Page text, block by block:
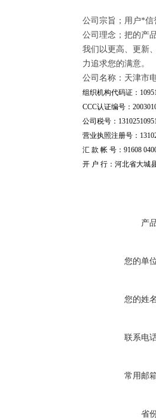
公司宗旨；用户*
公司理念；把的产
我们以更高、更新
力追求您的满意。
公司名称：天津市
组织机构代码证：
CCC认证编号：
公司税号：
营业执照注册号：
汇 款 帐 号：91608
开 户 行：河北省大城
产
您的单
您的姓
联系电
常用邮
省